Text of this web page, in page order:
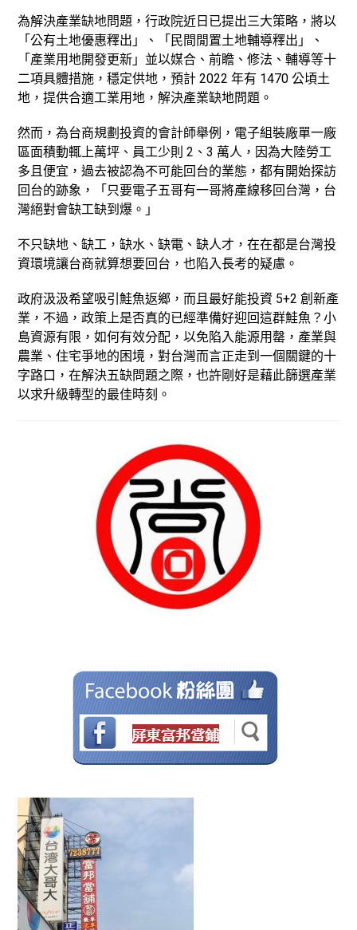
為解決產業缺地問題，行政院近日已提出三大策略，將以
「公有土地優惠釋出」、「民間閒置土地輔導釋出」、
「產業用地開發更新」並以媒合、前瞻、修法、輔導等十
二項具體措施，穩定供地，預計 2022 年有 1470 公頃土
地，提供合適工業用地，解決產業缺地問題。
然而，為台商規劃投資的會計師舉例，電子組裝廠單一廠
區面積動輒上萬坪、員工少則 2、3 萬人，因為大陸勞工
多且便宜，過去被認為不可能回台的業態，都有開始探訪
回台的跡象，「只要電子五哥有一哥將產線移回台灣，台
灣絕對會缺工缺到爆。」
不只缺地、缺工，缺水、缺電、缺人才，在在都是台灣投
資環境讓台商就算想要回台，也陷入長考的疑慮。
政府汲汲希望吸引鮭魚返鄉，而且最好能投資 5+2 創新產
業，不過，政策上是否真的已經準備好迎回這群鮭魚？小
島資源有限，如何有效分配，以免陷入能源用罄，產業與
農業、住宅爭地的困境，對台灣而言正走到一個關鍵的十
字路口，在解決五缺問題之際，也許剛好是藉此篩選產業
以求升級轉型的最佳時刻。